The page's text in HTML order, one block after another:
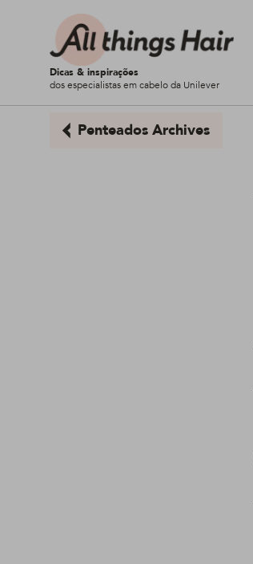
Dicas & inspirações
dos especialistas em cabelo da Unilever
Penteados Archives